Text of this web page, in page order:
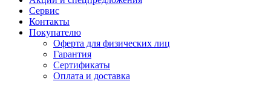
Сервис
Контакты
Покупателю
Оферта для физических лиц
Гарантия
Сертификаты
Оплата и доставка